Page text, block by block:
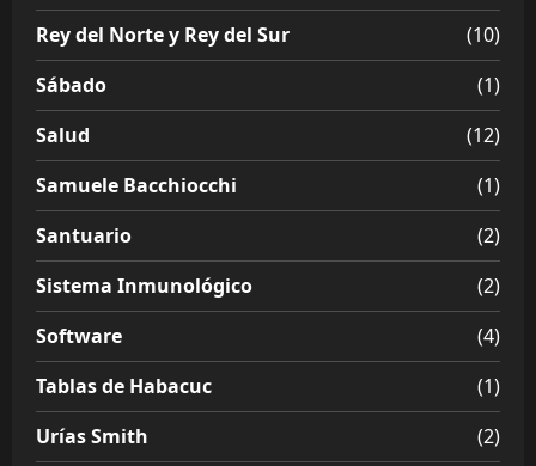
Rey del Norte y Rey del Sur
(10)
Sábado
(1)
Salud
(12)
Samuele Bacchiocchi
(1)
Santuario
(2)
Sistema Inmunológico
(2)
Software
(4)
Tablas de Habacuc
(1)
Urías Smith
(2)